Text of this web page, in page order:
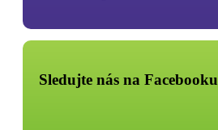
Sledujte nás na Facebooku